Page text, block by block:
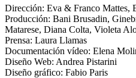
Dirección: Eva & Franco Mattes,
Producción: Bani Brusadin,
Matarese, Diana Colta, Violeta
Prensa: Laura Llamas
Documentación vídeo: Elena
Diseño Web: Andrea Pistarini
Diseño gráfico: Fabio Paris